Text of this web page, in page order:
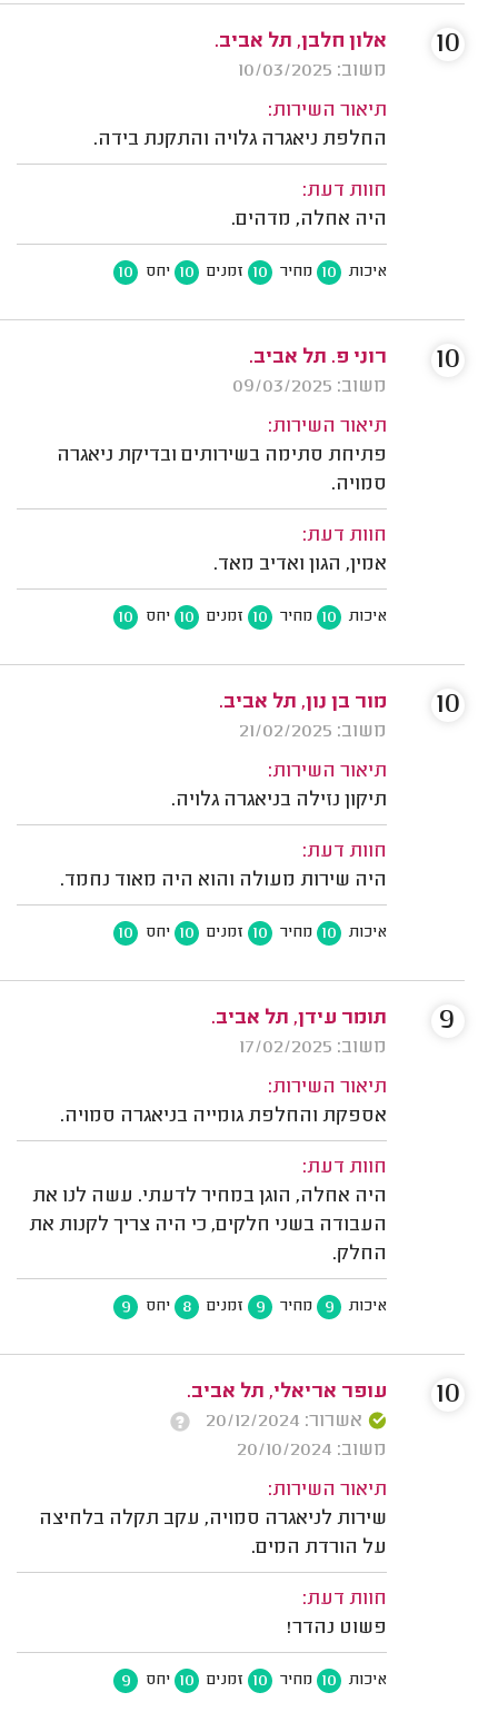
אלון חלבן, תל אביב.
משוב: 10/03/2025
תיאור השירות:
החלפת ניאגרה גלויה והתקנת בידה.
חוות דעת:
היה אחלה, מדהים.
איכות 10 מחיר 10 זמנים 10 יחס 10
10
רוני פ. תל אביב.
משוב: 09/03/2025
תיאור השירות:
פתיחת סתימה בשירותים ובדיקת ניאגרה
סמויה.
חוות דעת:
אמין, הגון ואדיב מאד.
איכות 10 מחיר 10 זמנים 10 יחס 10
10
מור בן נון, תל אביב.
משוב: 21/02/2025
תיאור השירות:
תיקון נזילה בניאגרה גלויה.
חוות דעת:
היה שירות מעולה והוא היה מאוד נחמד.
איכות 10 מחיר 10 זמנים 10 יחס 10
10
תומר עידן, תל אביב.
משוב: 17/02/2025
תיאור השירות:
אספקת והחלפת גומייה בניאגרה סמויה.
חוות דעת:
היה אחלה, הוגן במחיר לדעתי. עשה לנו את
העבודה בשני חלקים, כי היה צריך לקנות את
החלק.
איכות 9 מחיר 9 זמנים 8 יחס 9
9
עופר אריאלי, תל אביב.
אשרור: 20/12/2024
משוב: 20/10/2024
תיאור השירות:
שירות לניאגרה סמויה, עקב תקלה בלחיצה
על הורדת המים.
חוות דעת:
פשוט נהדר!
איכות 10 מחיר 10 זמנים 10 יחס 9
10